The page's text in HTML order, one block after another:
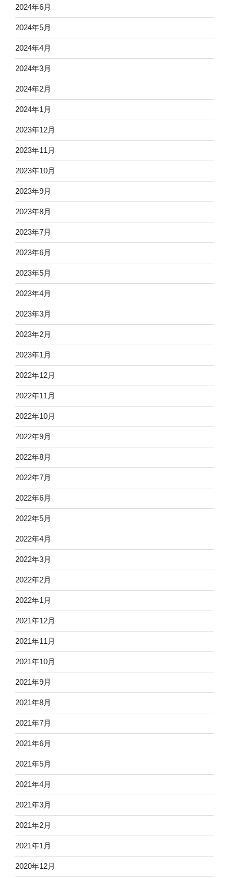
2024年6月
2024年5月
2024年4月
2024年3月
2024年2月
2024年1月
2023年12月
2023年11月
2023年10月
2023年9月
2023年8月
2023年7月
2023年6月
2023年5月
2023年4月
2023年3月
2023年2月
2023年1月
2022年12月
2022年11月
2022年10月
2022年9月
2022年8月
2022年7月
2022年6月
2022年5月
2022年4月
2022年3月
2022年2月
2022年1月
2021年12月
2021年11月
2021年10月
2021年9月
2021年8月
2021年7月
2021年6月
2021年5月
2021年4月
2021年3月
2021年2月
2021年1月
2020年12月